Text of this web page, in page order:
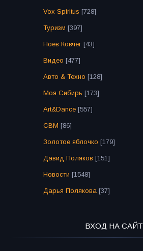
Vox Spiritus [728]
Туризм [397]
Ноев Ковчег [43]
Видео [477]
Авто & Техно [128]
Моя Сибирь [173]
Art&Dance [557]
СВМ [86]
Золотое яблочко [179]
Давид Поляков [151]
Новости [1548]
Дарья Полякова [37]
ВХОД НА САЙТ